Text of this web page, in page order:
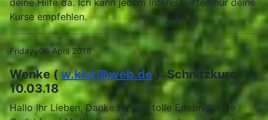
Kurse empfehlen.
Friday, 06 April 2018
Wenke ( w.klut@web.de): Schnitzkurs
10.03.18
Hallo Ihr Lieben, Danke für das tolle Erlebnis, eure